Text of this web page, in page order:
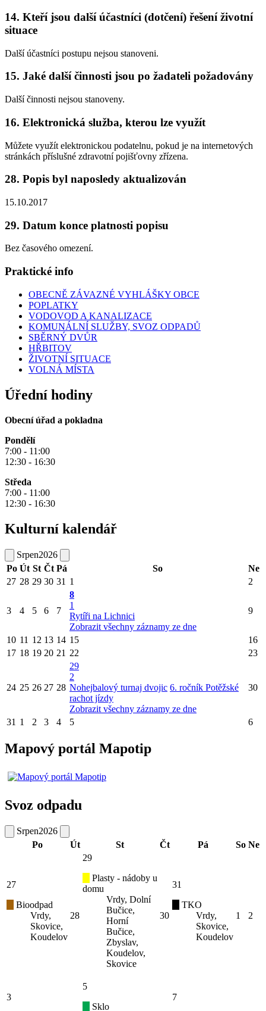
14. Kteří jsou další účastníci (dotčení) řešení životní
situace
Další účastníci postupu nejsou stanoveni.
15. Jaké další činnosti jsou po žadateli požadovány
Další činnosti nejsou stanoveny.
16. Elektronická služba, kterou lze využít
Můžete využít elektronickou podatelnu, pokud je na internetových
stránkách příslušné zdravotní pojišťovny zřízena.
28. Popis byl naposledy aktualizován
15.10.2017
29. Datum konce platnosti popisu
Bez časového omezení.
Praktické info
OBECNĚ ZÁVAZNÉ VYHLÁŠKY OBCE
POPLATKY
VODOVOD A KANALIZACE
KOMUNÁLNÍ SLUŽBY, SVOZ ODPADŮ
SBĚRNÝ DVŮR
HŘBITOV
ŽIVOTNÍ SITUACE
VOLNÁ MÍSTA
Úřední hodiny
Obecní úřad a pokladna
Pondělí
7:00 - 11:00
12:30 - 16:30
Středa
7:00 - 11:00
12:30 - 16:30
Kulturní kalendář
Srpen2026
Po Út St Čt Pá So
Ne
27 28 29 30 31 1 2
3 4 5 6 7
8
1
Rytíři na Lichnici
Zobrazit všechny záznamy ze dne
9
10 11 12 13 14 15
16
17 18 19 20 21 22 23
24 25 26 27 28
29
2
Nohejbalový turnaj dvojic 6. ročník Potěžské
rachot jízdy
Zobrazit všechny záznamy ze dne
30
31 1 2 3 4 5 6
Mapový portál Mapotip
Svoz odpadu
Srpen2026
Po
Út St Čt Pá So Ne
27
Bioodpad
Vrdy,
Skovice,
Koudelov
28
29
Plasty - nádoby u
domu
Vrdy, Dolní
Bučice,
Horní
Bučice,
Zbyslav,
Koudelov,
Skovice
30
31
TKO
Vrdy,
Skovice,
Koudelov
1 2
3
5
Sklo
7